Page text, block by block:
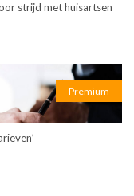
strijd met huisartsen
Premium